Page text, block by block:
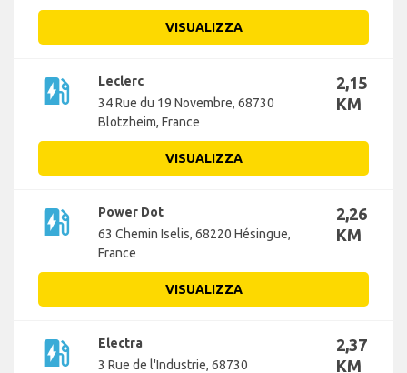
VISUALIZZA
ev_station
Leclerc
34 Rue du 19 Novembre, 68730
Blotzheim, France
2,15
KM
VISUALIZZA
ev_station
Power Dot
63 Chemin Iselis, 68220 Hésingue,
France
2,26
KM
VISUALIZZA
ev_station
Electra
3 Rue de l'Industrie, 68730
2,37
KM